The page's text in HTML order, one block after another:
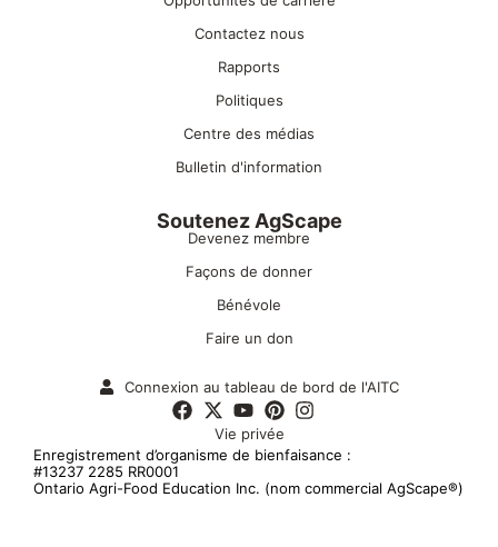
Contactez nous
Rapports
Politiques
Centre des médias
Bulletin d'information
Soutenez AgScape
Devenez membre
Façons de donner
Bénévole
Faire un don
Connexion au tableau de bord de l'AITC
Vie privée
Enregistrement d’organisme de bienfaisance :
#13237 2285 RR0001
Ontario Agri-Food Education Inc. (nom commercial AgScape®)